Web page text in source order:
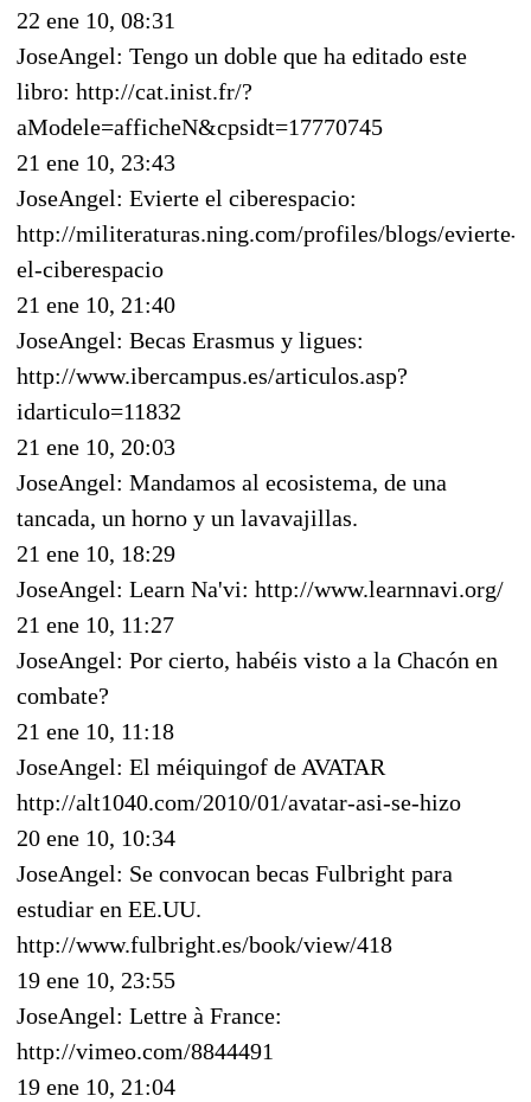
22 ene 10, 08:31
JoseAngel: Tengo un doble que ha editado este
libro: http://cat.inist.fr/?
aModele=afficheN&cpsidt=17770745
21 ene 10, 23:43
JoseAngel: Evierte el ciberespacio:
http://militeraturas.ning.com/profiles/blogs/evierte-
el-ciberespacio
21 ene 10, 21:40
JoseAngel: Becas Erasmus y ligues:
http://www.ibercampus.es/articulos.asp?
idarticulo=11832
21 ene 10, 20:03
JoseAngel: Mandamos al ecosistema, de una
tancada, un horno y un lavavajillas.
21 ene 10, 18:29
JoseAngel: Learn Na'vi: http://www.learnnavi.org/
21 ene 10, 11:27
JoseAngel: Por cierto, habéis visto a la Chacón en
combate?
21 ene 10, 11:18
JoseAngel: El méiquingof de AVATAR
http://alt1040.com/2010/01/avatar-asi-se-hizo
20 ene 10, 10:34
JoseAngel: Se convocan becas Fulbright para
estudiar en EE.UU.
http://www.fulbright.es/book/view/418
19 ene 10, 23:55
JoseAngel: Lettre à France:
http://vimeo.com/8844491
19 ene 10, 21:04